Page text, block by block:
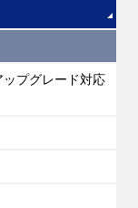
プグレード対応